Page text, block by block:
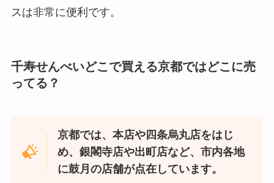
スは非常に便利です。
千寿せんべいどこで買える京都ではどこに売
ってる？
京都では、本店や四条烏丸店をはじ
め、銀閣寺店や出町店など、市内各地
に鼓月の店舗が点在しています。